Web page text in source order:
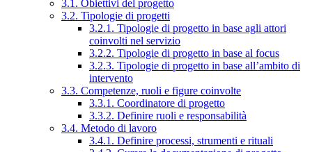
3.1. Obiettivi del progetto
3.2. Tipologie di progetti
3.2.1. Tipologie di progetto in base agli attori
coinvolti nel servizio
3.2.2. Tipologie di progetto in base al focus
3.2.3. Tipologie di progetto in base all’ambito di
intervento
3.3. Competenze, ruoli e figure coinvolte
3.3.1. Coordinatore di progetto
3.3.2. Definire ruoli e responsabilità
3.4. Metodo di lavoro
3.4.1. Definire processi, strumenti e rituali